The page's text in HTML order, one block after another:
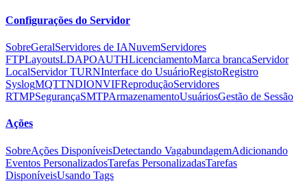
Configurações do Servidor
SobreGeralServidores de IANuvemServidores
FTPLayoutsLDAPOAUTHLicenciamentoMarca brancaServidor
LocalServidor TURNInterface do UsuárioRegistoRegistro
SyslogMQTTNDIONVIFReproduçãoServidores
RTMPSegurançaSMTPArmazenamentoUsuáriosGestão de Sessão
Ações
SobreAções DisponíveisDetectando VagabundagemAdicionando
Eventos PersonalizadosTarefas PersonalizadasTarefas
DisponíveisUsando Tags